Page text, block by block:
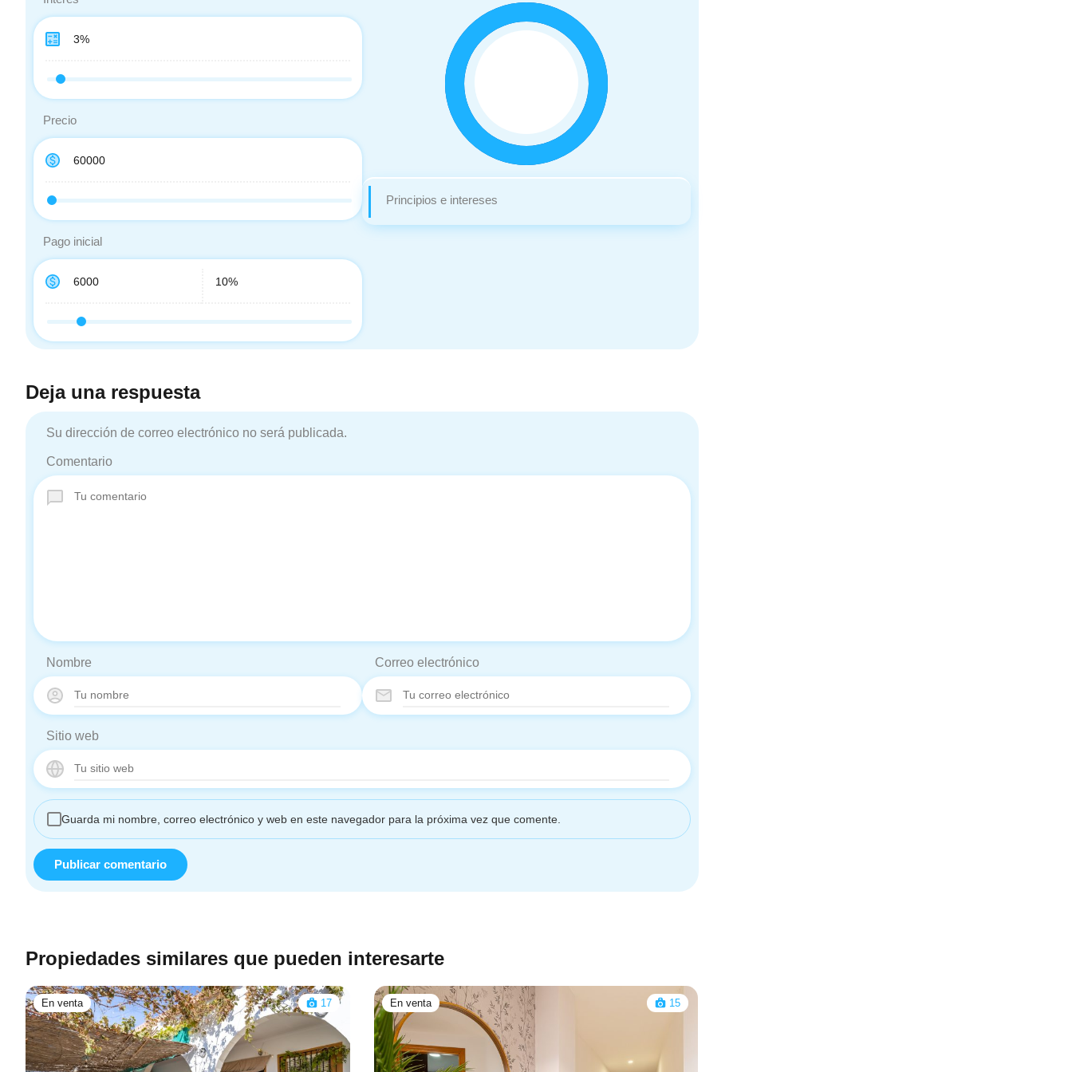
Precio
Pago inicial
Principios e intereses
Deja una respuesta
Su dirección de correo electrónico no será publicada.
Comentario
Nombre Correo electrónico
Sitio web
Guarda mi nombre, correo electrónico y web en este navegador para la próxima vez que comente.
Propiedades similares que pueden interesarte
En venta 17 En venta 15